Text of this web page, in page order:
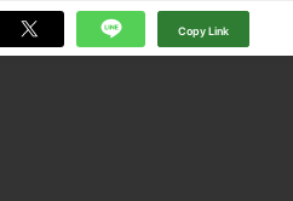
Copy Link